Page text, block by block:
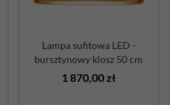
Lampa sufitowa LED -
bursztynowy klosz 50 cm
Solen Maytoni
1 870,00 zł